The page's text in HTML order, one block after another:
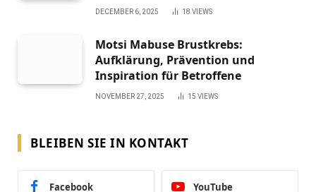
DECEMBER 6, 2025 18 VIEWS
Motsi Mabuse Brustkrebs:
Aufklärung, Prävention und
Inspiration für Betroffene
NOVEMBER 27, 2025 15 VIEWS
BLEIBEN SIE IN KONTAKT
Facebook YouTube